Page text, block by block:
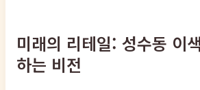
미래의 리테일: 성수동 이
하는 비전